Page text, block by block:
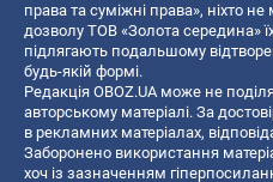
права та суміжні права», ніхто
дозволу ТОВ «Золота середина»
підлягають подальшому
будь-якій формі.
Редакція OBOZ.UA може не
авторському матеріалі. За
в рекламних матеріалах,
Заборонено використання
хоч із зазначенням